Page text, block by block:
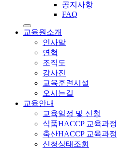
공지사항
FAQ
교육원소개
인사말
연혁
조직도
강사진
교육훈련시설
오시는길
교육안내
교육일정 및 신청
식품HACCP 교육과정
축산HACCP 교육과정
신청상태조회